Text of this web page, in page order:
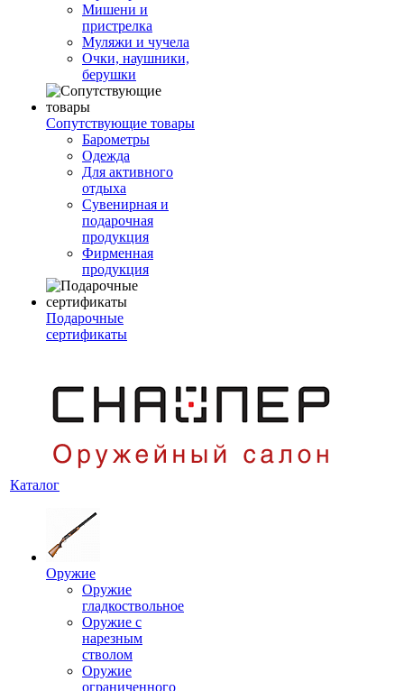
Мишени и
пристрелка
Муляжи и чучела
Очки, наушники,
берушки
Сопутствующие товары
Барометры
Одежда
Для активного
отдыха
Сувенирная и
подарочная
продукция
Фирменная
продукция
Подарочные
сертификаты
Каталог
Оружие
Оружие
гладкоствольное
Оружие с
нарезным
стволом
Оружие
ограниченного